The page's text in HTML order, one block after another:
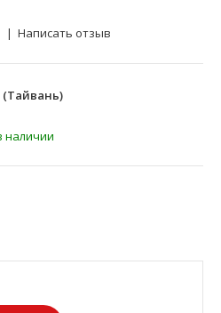
| Написать отзыв
(Тайвань)
наличии